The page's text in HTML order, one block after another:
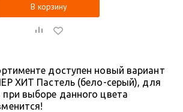
В корзину
доступен новый вариант
ХИТ Пастель (бело-серый), для
выборе данного цвета